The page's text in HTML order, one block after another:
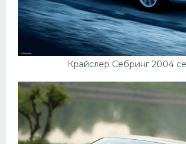
Крайслер Себринг 2004
Автомобили
Красивые фото машин
УРАЛ
Пежо
Ауди
Гараж